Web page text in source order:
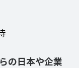
の日本や企業